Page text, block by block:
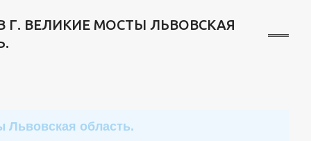
ВЕЛИКИЕ МОСТЫ ЛЬВОВСКАЯ
Львовская область.